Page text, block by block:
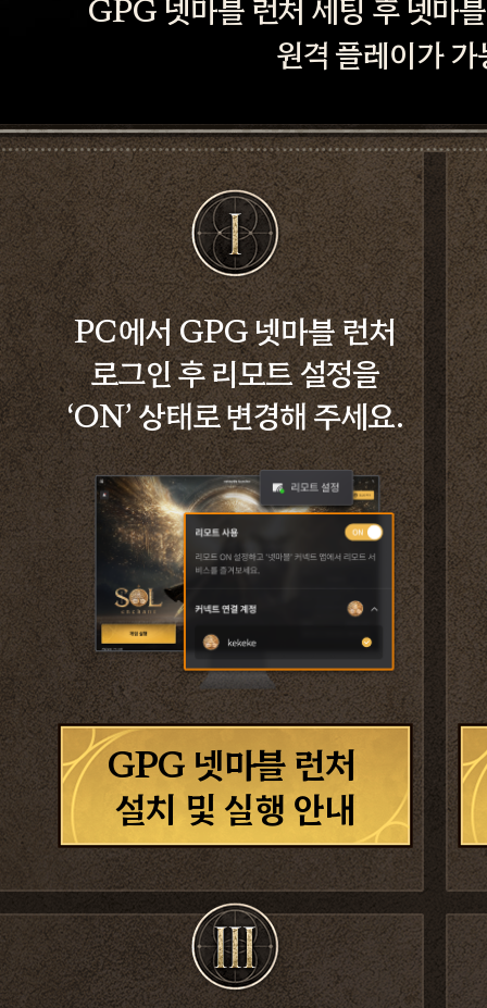
원격 플레이가
PC에서 GPG 넷마블 런처
로그인 후 리모트 설정을
‘ON’ 상태로 변경해 주세요.
GPG 넷마블 런처
설치 및 실행 안내